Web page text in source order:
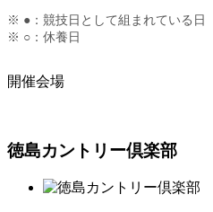
※ ●：競技日として組まれている日
※ ○：休養日
開催会場
徳島カントリー倶楽部